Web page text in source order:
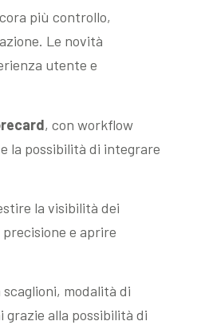
più controllo,
Le novità
utente e
, con workflow
la possibilità di integrare
la visibilità dei
e aprire
modalità di
grazie alla possibilità di